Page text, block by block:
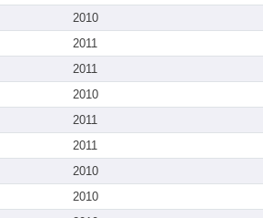
2010
2011
2011
2010
2011
2011
2010
2010